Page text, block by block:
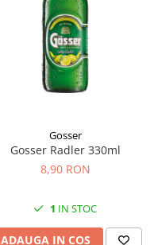
Gosser
Gosser Radler 330ml
8,90 RON
1 IN STOC
ADAUGA IN COS